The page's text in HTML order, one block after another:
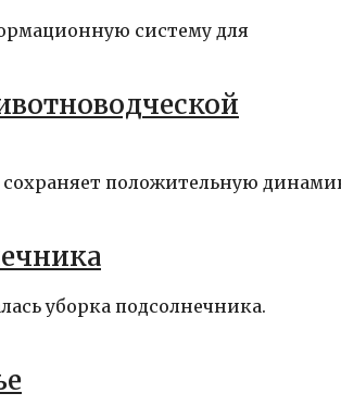
систему для
положительную
уборка подсолнечника.